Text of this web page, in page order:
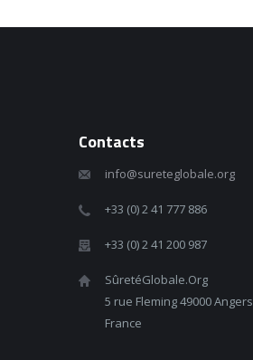
Contacts
info@sureteglobale.org
+33 (0) 2 41 777 886
+33 (0) 2 41 200 987
SûretéGlobale.Org
5 rue Fleming 49000 Angers
France